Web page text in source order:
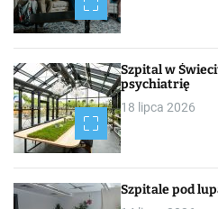
Szpital w
psychiatrię
18 lipca 2026
Szpitale pod